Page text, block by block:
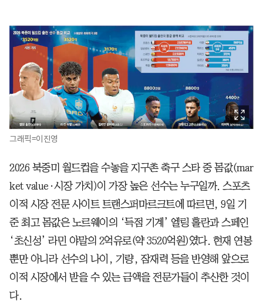
그래픽=이진영
2026 북중미 월드컵을 수놓을 지구촌 축구 스타 중 몸값(mar
ket value·시장 가치)이 가장 높은 선수는 누구일까. 스포츠
이적 시장 전문 사이트 트랜스퍼마르크트에 따르면, 9일 기
준 최고 몸값은 노르웨이의 ‘득점 기계’ 엘링 홀란과 스페인
‘초신성’ 라민 야말의 2억유로(약 3520억원)였다. 현재 연봉
뿐만 아니라 선수의 나이, 기량, 잠재력 등을 반영해 앞으로
이적 시장에서 받을 수 있는 금액을 전문가들이 추산한 것이
다.